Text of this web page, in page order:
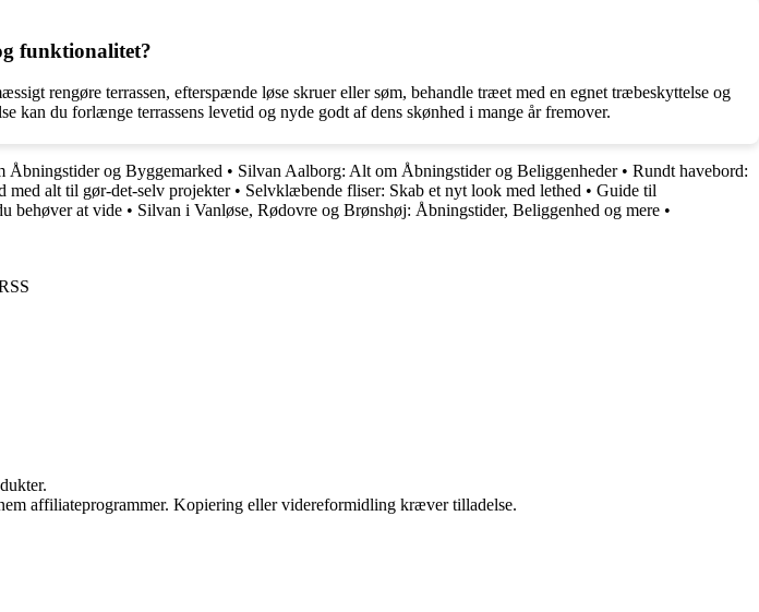
funktionalitet?
rengøre terrassen, efterspænde løse skruer eller søm, behandle træet med en egnet træbeskyttelse og
kan du forlænge terrassens levetid og nyde godt af dens skønhed i mange år fremover.
Åbningstider og Byggemarked • Silvan Aalborg: Alt om Åbningstider og Beliggenheder• Rundt havebord:
med alt til gør-det-selv projekter• Selvklæbende fliser: Skab et nyt look med lethed • Guide til
behøver at vide • Silvan i Vanløse, Rødovre og Brønshøj: Åbningstider, Beliggenhed og mere •
affiliateprogrammer. Kopiering eller videreformidling kræver tilladelse.